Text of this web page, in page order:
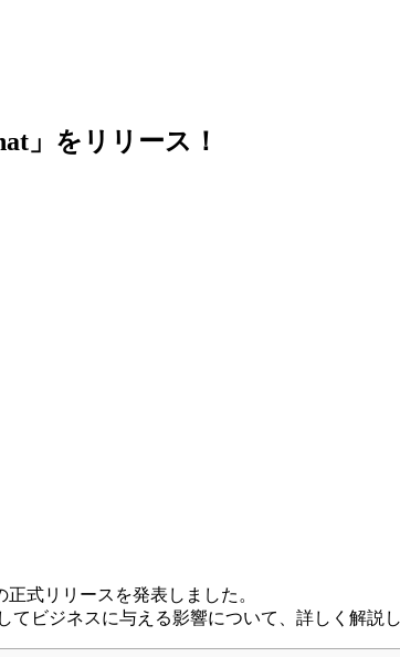
」をリリース！
式リリースを発表しました。
てビジネスに与える影響について、詳しく解説